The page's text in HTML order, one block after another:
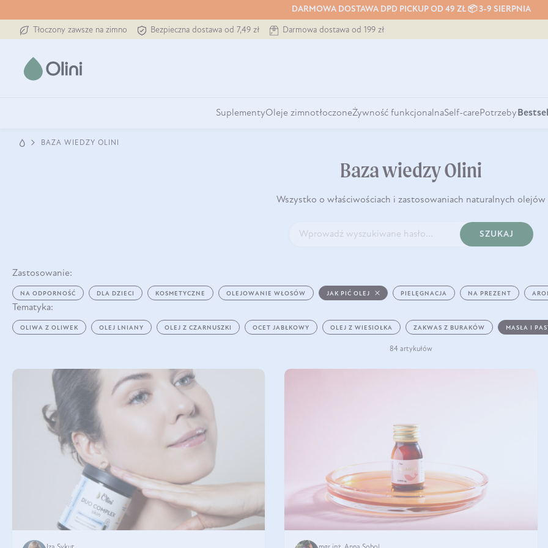
DARMOWA DOSTAWA DPD PICKUP OD 49 ZŁ 📦 3-9 SIERPNIA
Tłoczony zawsze na zimno Bezpieczna dostawa od 7,49 zł Darmowa dostawa od 199 zł
SuplementyOleje zimnotłoczoneŻywność funkcjonalnaSelf-carePotrzeby
BAZA WIEDZY OLINI
Baza wiedzy Olini
Wszystko o właściwościach i zastosowaniach naturalnych olejów
SZUKAJ
Zastosowanie:
NA ODPORNOŚĆ DLA DZIECI KOSMETYCZNE OLEJOWANIE WŁOSÓW JAK PIĆ OLEJ PIELĘGNACJA NA PREZENT
Tematyka:
OLIWA Z OLIWEK OLEJ LNIANY OLEJ Z CZARNUSZKI OCET JABŁKOWY OLEJ Z WIESIOŁKA ZAKWAS Z BURAKÓW MASŁA I
84 artykułów